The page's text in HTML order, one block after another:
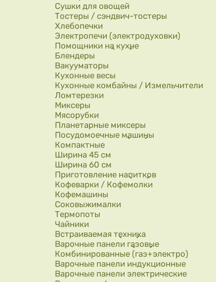
Сушки для овощей
Тостеры / сэндвич-тостеры
Хлебопечки
Электропечи (электродуховки)
Помощники на кухне
Блендеры
Вакууматоры
Кухонные весы
Кухонные комбайны / Измельчители
Ломтерезки
Миксеры
Мясорубки
Планетарные миксеры
Посудомоечные машины
Компактные
Ширина 45 см
Ширина 60 см
Приготовление напитков
Кофеварки / Кофемолки
Кофемашины
Соковыжималки
Термопоты
Чайники
Встраиваемая техника
Варочные панели газовые
Комбинированные (газ+электро)
Варочные панели индукционные
Варочные панели электрические